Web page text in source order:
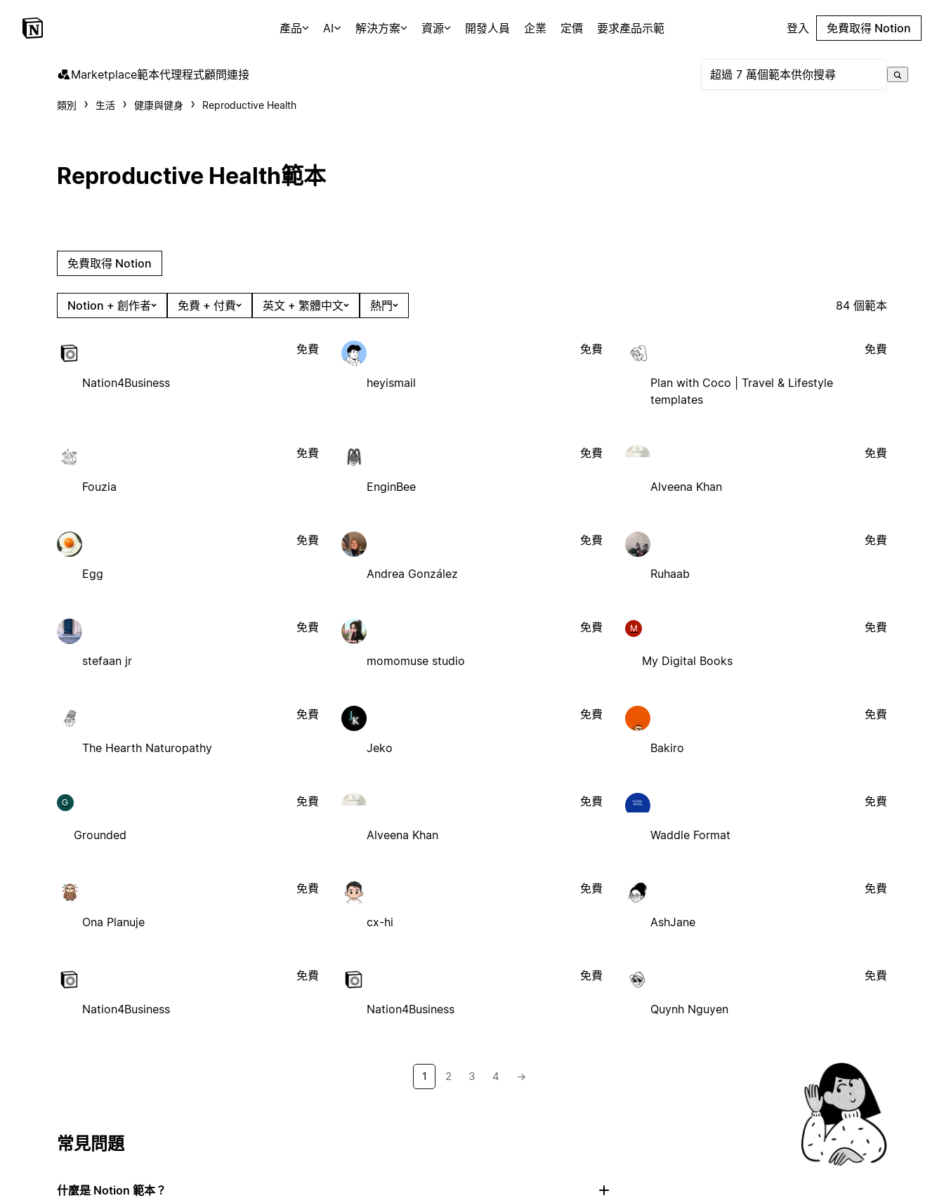
產品 AI 解決方案 資源 開發人員 企業 定價 要求產品示範 登入 免費取得 Notion
Marketplace範本代理程式顧問連接
類別 生活 健康與健身 Reproductive Health
Reproductive Health範本
免費取得 Notion
Notion + 創作者 免費 + 付費 英文 + 繁體中文 熱門 84 個範本
Nation4Business
免費
heyismail
免費
Plan with Coco | Travel & Lifestyle
templates
免費
Fouzia
免費
EnginBee
免費
Alveena Khan
免費
Egg
免費
Andrea González
免費
Ruhaab
免費
stefaan jr
免費
momomuse studio
免費 M
My Digital Books
免費
The Hearth Naturopathy
免費
Jeko
免費
Bakiro
免費
G
Grounded
免費
Alveena Khan
免費
Waddle Format
免費
Ona Planuje
免費
cx-hi
免費
AshJane
免費
Nation4Business
免費
Nation4Business
免費
Quynh Nguyen
免費
1 2 3 4 →
常見問題
什麼是 Notion 範本？